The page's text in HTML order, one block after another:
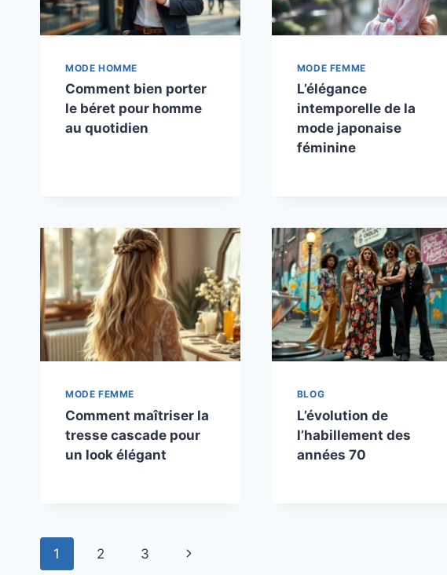
MODE HOMME
Comment bien porter
le béret pour homme
au quotidien
MODE FEMME
L’élégance
intemporelle de la
mode japonaise
féminine
MODE FEMME
Comment maîtriser la
tresse cascade pour
un look élégant
BLOG
L’évolution de
l’habillement des
années 70
Navigation
1 2 3
Page